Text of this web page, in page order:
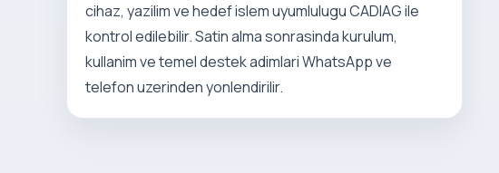
cihaz, yazilim ve hedef islem uyumlulugu CADIAG ile
kontrol edilebilir. Satin alma sonrasinda kurulum,
kullanim ve temel destek adimlari WhatsApp ve
telefon uzerinden yonlendirilir.